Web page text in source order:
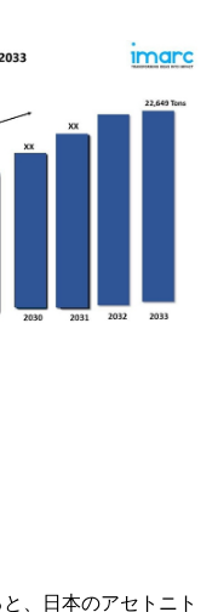
、日本のアセトニト